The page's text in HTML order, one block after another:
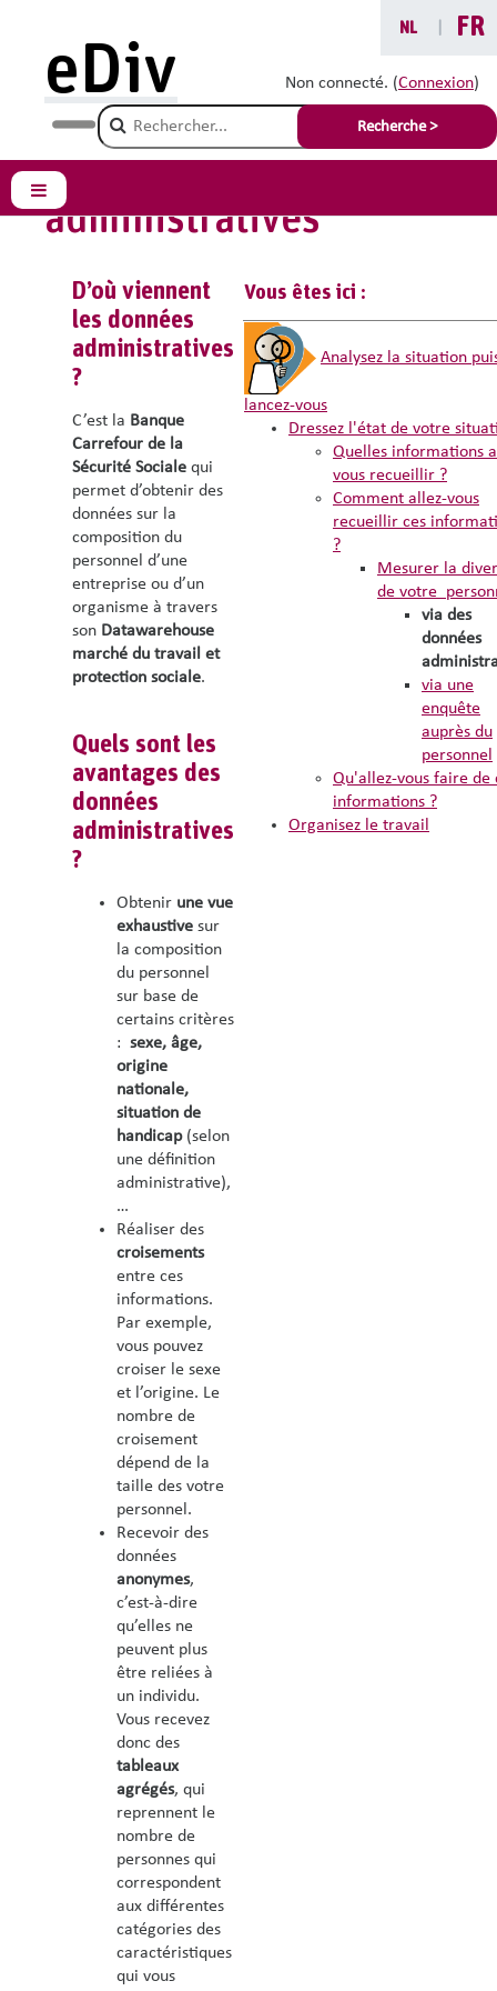
NL
FR
Non connecté. (Connexion)
Champ de recherche
Recherche >
eDiv
Panneau latéral
Mesurer la diversité
de votre personnel via
des données
administratives
D’où viennent
les données
administratives
?
C’est la Banque
Carrefour de la
Sécurité Sociale qui
permet d’obtenir des
données sur la
composition du
personnel d’une
entreprise ou d’un
organisme à travers
son Datawarehouse
marché du travail et
protection sociale.
Quels sont les
avantages des
données
administratives
?
Obtenir une vue
exhaustive sur
la composition
du personnel
sur base de
certains critères
: sexe, âge,
origine
nationale,
situation de
handicap(selon
une définition
administrative),
…
Réaliser des
croisements
entre ces
informations.
Par exemple,
vous pouvez
croiser le sexe
et l’origine. Le
nombre de
croisement
dépend de la
taille des votre
personnel.
Recevoir des
données
anonymes,
c’est-à-dire
qu’elles ne
peuvent plus
être reliées à
un individu.
Vous recevez
donc des
tableaux
agrégés, qui
reprennent le
nombre de
personnes qui
correspondent
aux différentes
catégories des
caractéristiques
qui vous
Vous êtes ici :
Analysez la situation
lancez-vous
Dressez l'état de votre
Quelles informations
vous recueillir ?
Comment allez-vous
recueillir ces
?
Mesurer la
de votre
via des
données
via une
enquête
auprès du
personnel
Qu'allez-vous faire de
informations ?
Organisez le travail